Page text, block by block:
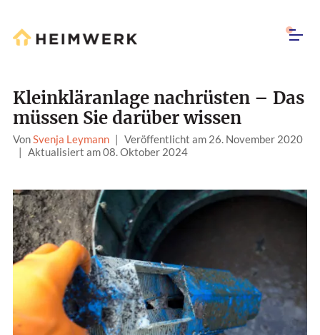
Kleinkläranlage nachrüsten – Das
müssen Sie darüber wissen
VonSvenja Leymann | Veröffentlicht am 26. November 2020
| Aktualisiert am 08. Oktober 2024